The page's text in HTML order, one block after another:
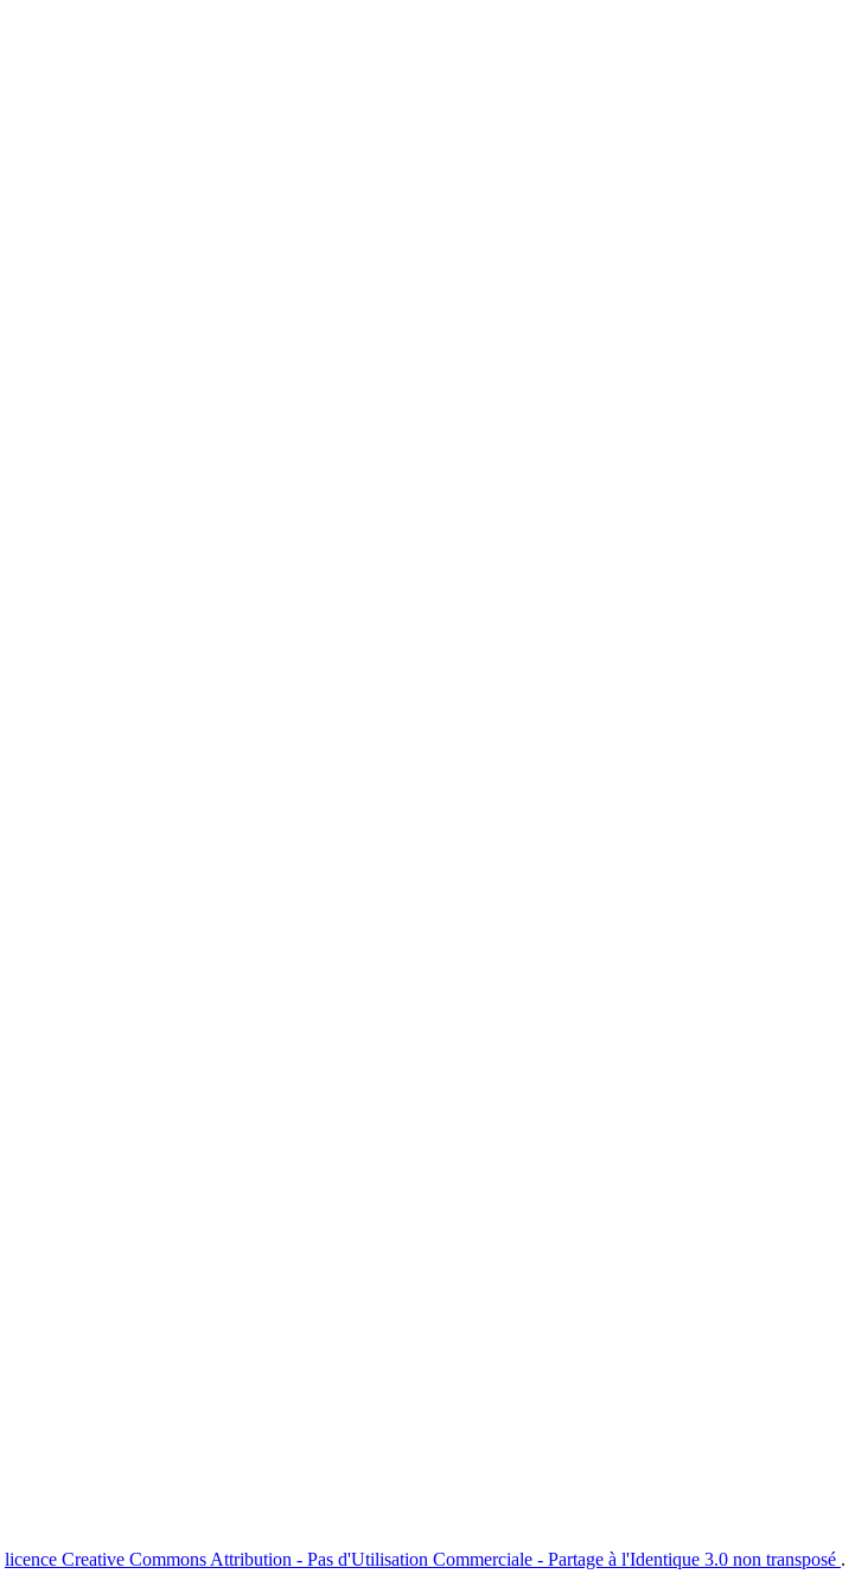
licence Creative Commons Attribution - Pas d'Utilisation Commerciale - Partage à l'Identique 3.0 non transposé .